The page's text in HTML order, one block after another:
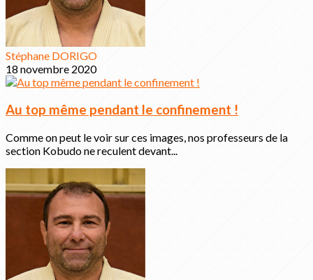
Stéphane DORIGO
18 novembre 2020
Au top même pendant le confinement !
Comme on peut le voir sur ces images, nos professeurs de la
section Kobudo ne reculent devant...